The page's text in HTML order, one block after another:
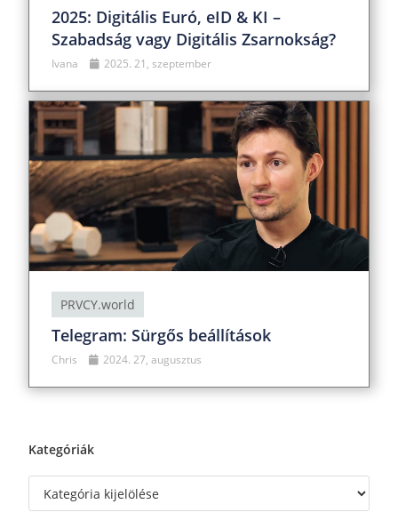
2025: Digitális Euró, eID & KI –
Szabadság vagy Digitális Zsarnokság?
Ivana 2025. 21, szeptember
PRVCY.world
Telegram: Sürgős beállítások
Chris 2024. 27, augusztus
Kategóriák